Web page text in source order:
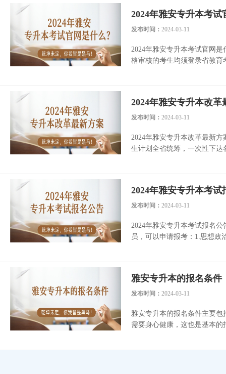
2024年雅安专升本考试
发布时间： 2024-03-11
2024年雅安专升本考试官网是
格审核的考生均须登录省教育
2024年雅安专升本改革
发布时间： 2024-03-11
2024年雅安专升本改革最新
生计划全省统筹，一次性下
2024年雅安专升本考试
发布时间： 2024-03-11
2024年雅安专升本考试报名
员，可以申请报考：1.思想政
雅安专升本的报名条件
发布时间： 2024-03-11
雅安专升本的报名条件主要
需要身心健康，这也是基本的